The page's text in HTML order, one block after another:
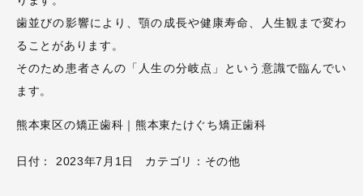
歯並びの影響により、顎の成長や健康寿命、人生観まで変わ
ることがあります。
そのため患者さんの「人生の分岐点」という意識で臨んでい
ます。
熊本東区の矯正歯科｜熊本東たけぐち矯正歯科
日付： 2023年7月1日 カテゴリ： その他